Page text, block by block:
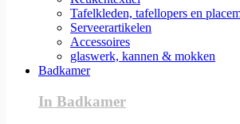
Tafelkleden, tafellopers en
Serveerartikelen
Accessoires
glaswerk, kannen & mokken
Badkamer
In Badkamer